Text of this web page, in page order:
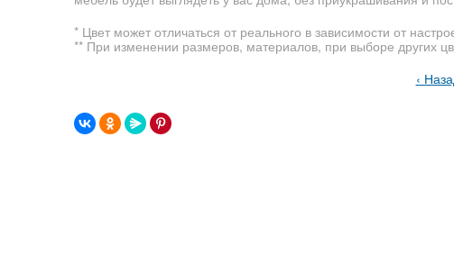
* Цвет может отличаться от реального в зависимости от
** При изменении размеров, материалов, при выборе других
‹